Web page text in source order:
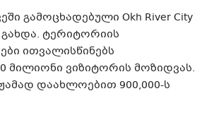
გამოცხადებული Okh River City
ტერიტორიის
ითვალისწინებს
მილიონი ვიზიტორის მოზიდვას.
დაახლოებით 900,000-ს